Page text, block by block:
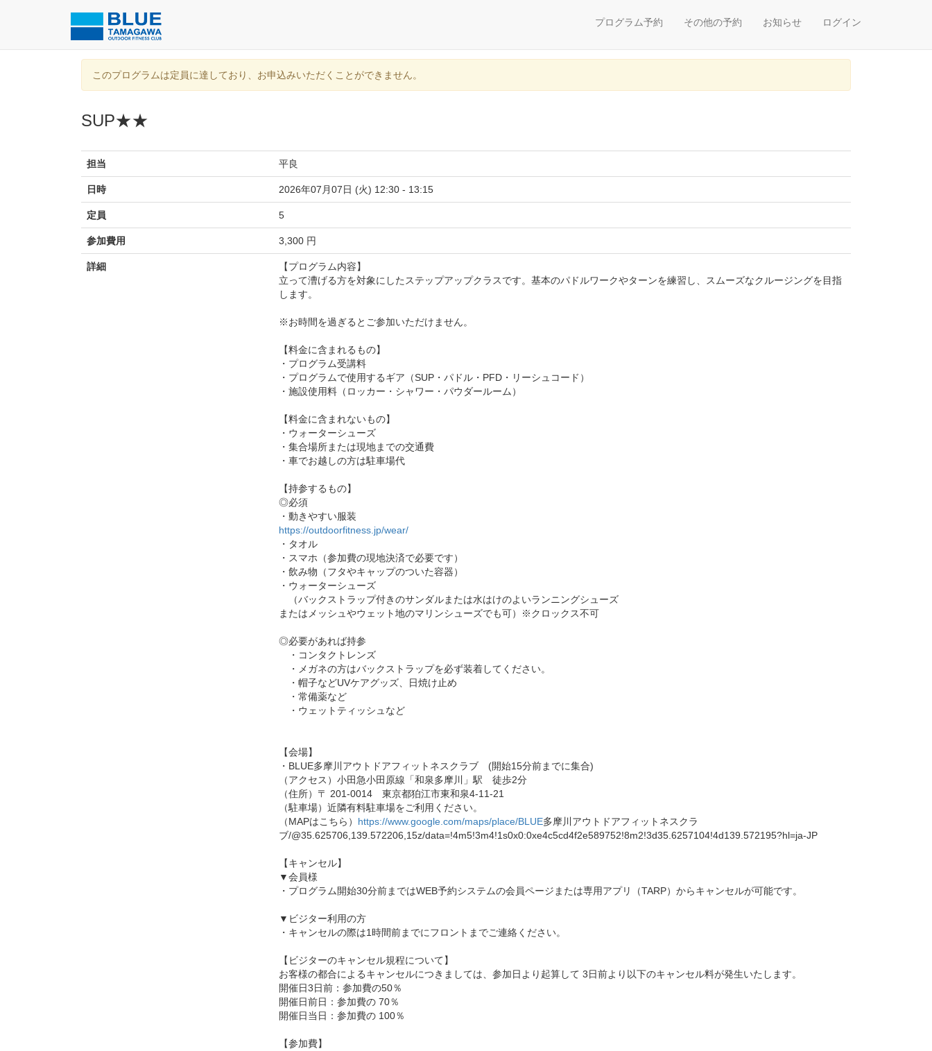
プログラム予約 その他の予約 お知らせ ログイン
このプログラムは定員に達しており、お申込みいただくことができません。
SUP★★
担当 平良
日時 2026年07月07日 (火) 12:30 - 13:15
定員 5
参加費用 3,300 円
詳細
【プログラム内容】
立って漕げる方を対象にしたステップアップクラスです。基本のパドルワークやターンを練習し、スムーズなクルージングを目指
します。
※お時間を過ぎるとご参加いただけません。
【料金に含まれるもの】
・プログラム受講料
・プログラムで使用するギア（SUP・パドル・PFD・リーシュコード）
・施設使用料（ロッカー・シャワー・パウダールーム）
【料金に含まれないもの】
・ウォーターシューズ
・集合場所または現地までの交通費
・車でお越しの方は駐車場代
【持参するもの】
◎必須
・動きやすい服装
https://outdoorfitness.jp/wear/
・タオル
・スマホ（参加費の現地決済で必要です）
・飲み物（フタやキャップのついた容器）
・ウォーターシューズ
（バックストラップ付きのサンダルまたは水はけのよいランニングシューズ
またはメッシュやウェット地のマリンシューズでも可）※クロックス不可
◎必要があれば持参
・コンタクトレンズ
・メガネの方はバックストラップを必ず装着してください。
・帽子などUVケアグッズ、日焼け止め
・常備薬など
・ウェットティッシュなど
【会場】
・BLUE多摩川アウトドアフィットネスクラブ (開始15分前までに集合)
（アクセス）小田急小田原線「和泉多摩川」駅 徒歩2分
（住所）〒 201-0014 東京都狛江市東和泉4-11-21
（駐車場）近隣有料駐車場をご利用ください。
（MAPはこちら） https://www.google.com/maps/place/BLUE多摩川アウトドアフィットネスクラ
ブ/@35.625706,139.572206,15z/data=!4m5!3m4!1s0x0:0xe4c5cd4f2e589752!8m2!3d35.6257104!4d139.572195?hl=ja-JP
【キャンセル】
▼会員様
・プログラム開始30分前まではWEB予約システムの会員ページまたは専用アプリ（TARP）からキャンセルが可能です。
▼ビジター利用の方
・キャンセルの際は1時間前までにフロントまでご連絡ください。
【ビジターのキャンセル規程について】
お客様の都合によるキャンセルにつきましては、参加日より起算して 3日前より以下のキャンセル料が発生いたします。
開催日3日前：参加費の50％
開催日前日：参加費の 70％
開催日当日：参加費の 100％
【参加費】